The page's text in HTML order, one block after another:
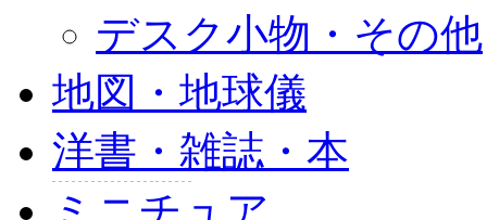
デスク小物・その他
地図・地球儀
洋書・雑誌・本
ミニチュア